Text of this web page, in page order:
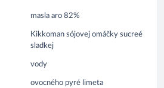
masla aro 82%
Kikkoman sójovej omáčky sucreé
sladkej
vody
ovocného pyré limeta